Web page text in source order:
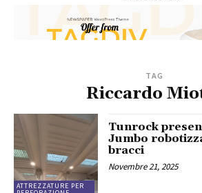
TAG
Riccardo
ATTREZZATURE PER
Tunrock
Jumbo
bracci
Novembre 21, 2025